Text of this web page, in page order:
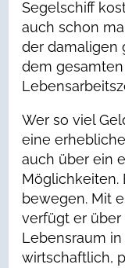
Segelschiff
auch schon
der damaligen
dem
Wer so viel
eine
auch über ein
Möglichkeiten.
bewegen. Mit
verfügt er über
Lebensraum
wirtschaftlich,